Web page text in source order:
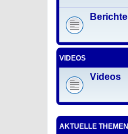
VIDEOS
Videos
AKTUELLE THEMEN